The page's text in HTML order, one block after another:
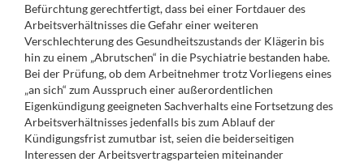
Befürchtung gerechtfertigt, dass bei einer Fortdauer des
Arbeitsverhältnisses die Gefahr einer weiteren
Verschlechterung des Gesundheitszustands der Klägerin bis
hin zu einem „Abrutschen“ in die Psychiatrie bestanden habe.
Bei der Prüfung, ob dem Arbeitnehmer trotz Vorliegens eines
„an sich“ zum Ausspruch einer außerordentlichen
Eigenkündigung geeigneten Sachverhalts eine Fortsetzung des
Arbeitsverhältnisses jedenfalls bis zum Ablauf der
Kündigungsfrist zumutbar ist, seien die beiderseitigen
Interessen der Arbeitsvertragsparteien miteinander